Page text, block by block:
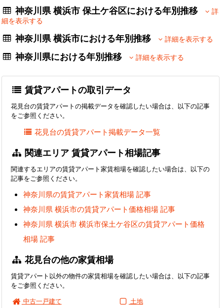
神奈川県 横浜市 保土ケ谷区における年別推移
詳
細を表示する
神奈川県 横浜市における年別推移 詳細を表示する
神奈川県における年別推移 詳細を表示する
賃貸アパートの取引データ
花見台の賃貸アパートの掲載データを確認したい場合は、以下の記事
をご参照ください。
花見台の賃貸アパート掲載データ一覧
関連エリア 賃貸アパート相場記事
関連するエリアの賃貸アパート家賃相場を確認したい場合は、以下の
記事をご参照ください。
神奈川県の賃貸アパート家賃相場 記事
神奈川県 横浜市の賃貸アパート価格相場 記事
神奈川県 横浜市 横浜市保土ケ谷区の賃貸アパート価格
相場 記事
花見台の他の家賃相場
賃貸アパート以外の物件の家賃相場を確認したい場合は、以下の記事
をご参照ください。
中古一戸建て
土地